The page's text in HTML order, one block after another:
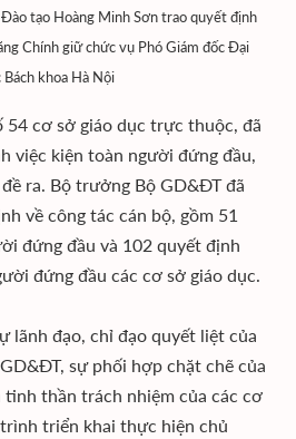
tạo Hoàng Minh Sơn trao quyết định
Chính giữ chức vụ Phó Giám đốc Đại
Bách khoa Hà Nội
54 cơ sở giáo dục trực thuộc, đã
việc kiện toàn người đứng đầu,
ra. Bộ trưởng Bộ GD&ĐT đã
về công tác cán bộ, gồm 51
đứng đầu và 102 quyết định
đứng đầu các cơ sở giáo dục.
lãnh đạo, chỉ đạo quyết liệt của
sự phối hợp chặt chẽ của
thần trách nhiệm của các cơ
triển khai thực hiện chủ